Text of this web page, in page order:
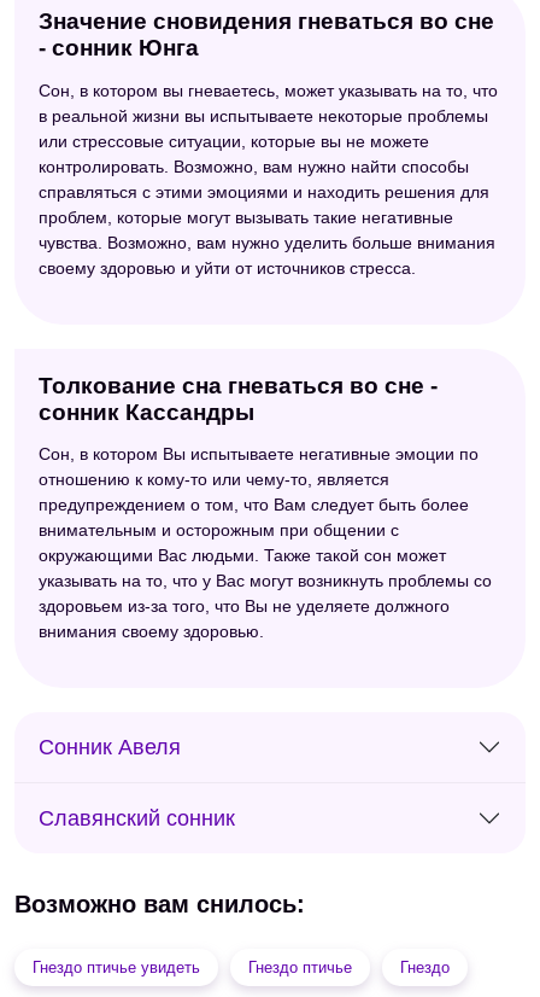
Значение сновидения гневаться во сне
- сонник Юнга
Сон, в котором вы гневаетесь, может указывать на то, что
в реальной жизни вы испытываете некоторые проблемы
или стрессовые ситуации, которые вы не можете
контролировать. Возможно, вам нужно найти способы
справляться с этими эмоциями и находить решения для
проблем, которые могут вызывать такие негативные
чувства. Возможно, вам нужно уделить больше внимания
своему здоровью и уйти от источников стресса.
Толкование сна гневаться во сне -
сонник Кассандры
Сон, в котором Вы испытываете негативные эмоции по
отношению к кому-то или чему-то, является
предупреждением о том, что Вам следует быть более
внимательным и осторожным при общении с
окружающими Вас людьми. Также такой сон может
указывать на то, что у Вас могут возникнуть проблемы со
здоровьем из-за того, что Вы не уделяете должного
внимания своему здоровью.
Сонник Авеля
Славянский сонник
Возможно вам снилось:
Гнездо птичье увидеть Гнездо птичье Гнездо